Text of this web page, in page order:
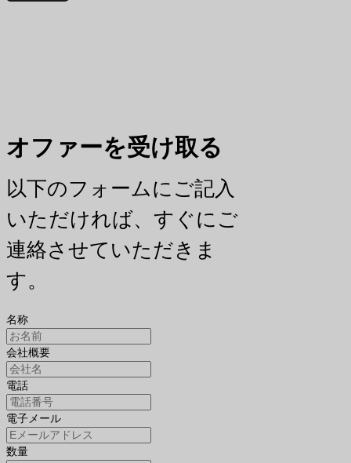
オファーを受け取る
以下のフォームにご記入
いただければ、すぐにご
連絡させていただきま
す。
名称
会社概要
電話
電子メール
数量